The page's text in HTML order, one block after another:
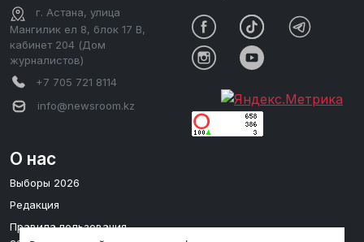
г. Астана, улица
Мангилик ел 8, блок 17 В,
кабинет 204 (Дом
журналистов)
+7 705 721 8114
info@newsroom.kz
О нас
Выборы 2026
Редакция
Правила пользования